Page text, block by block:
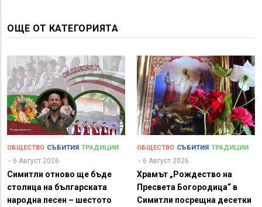
ОЩЕ ОТ КАТЕГОРИЯТА
ОБЩЕСТВО СЪБИТИЯ ТРАДИЦИИ
6 Август 2026
Симитли отново ще бъде
столица на българската
народна песен – шестото
ОБЩЕСТВО СЪБИТИЯ ТРАДИЦИИ
6 Август 2026
Храмът „Рождество на
Пресвета Богородица“ в
Симитли посрещна десетки